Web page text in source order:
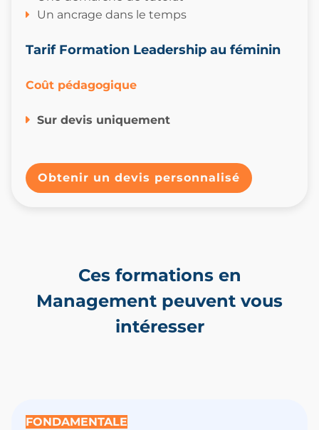
Un ancrage dans le temps
Tarif Formation Leadership au féminin
Coût pédagogique
Sur devis uniquement
Obtenir un devis personnalisé
Ces formations en
Management peuvent vous
intéresser
FONDAMENTALE